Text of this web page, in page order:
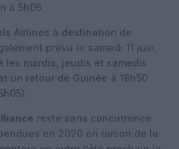
à 5h05.
Airlines à destination de
prévu le samedi 11 juin,
les mardis, jeudis et samedis
un retour de Guinée à 18h50
reste sans concurrence
en 2020 en raison de la